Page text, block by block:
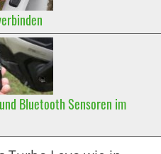
Bluetooth Sensoren im